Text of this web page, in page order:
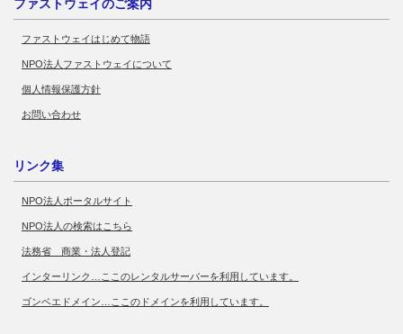
ファストウェイのご案内
ファストウェイはじめて物語
NPO法人ファストウェイについて
個人情報保護方針
お問い合わせ
リンク集
NPO法人ポータルサイト
NPO法人の検索はこちら
法務省 商業・法人登記
インターリンク…ここのレンタルサーバーを利用しています。
ゴンベエドメイン…ここのドメインを利用しています。